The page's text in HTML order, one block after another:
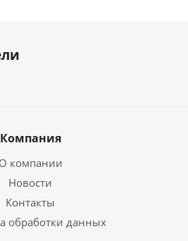
Компания
О компании
Новости
Контакты
обработки данных